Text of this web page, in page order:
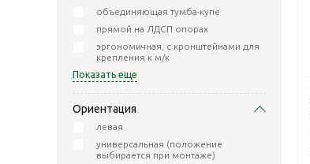
объединяющая тумба-купе
прямой на ЛДСП опорах
эргономичная, с кронштейнами для
крепления к м/к
Показать еще
Ориентация
левая
универсальная (положение
выбирается при монтаже)